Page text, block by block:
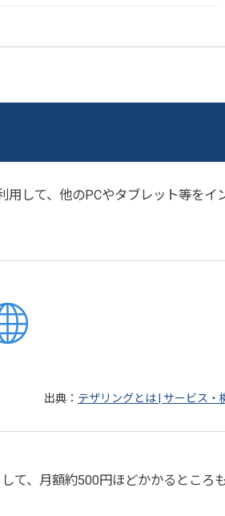
用して、他のPCやタブレット等をイ
出典： テザリングとは | サービス・
て、月額約500円ほどかかるところも